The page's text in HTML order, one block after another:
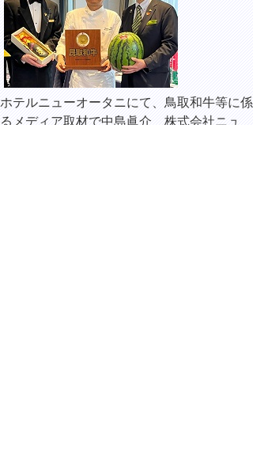
ホテルニューオータニにて、鳥取和牛等に係
るメディア取材で中島眞介 株式会社ニュ